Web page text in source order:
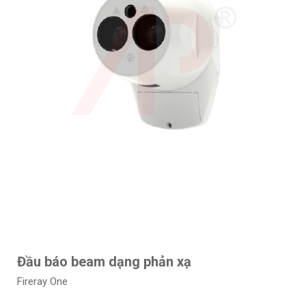
Đầu báo beam dạng phản xạ
Fireray One